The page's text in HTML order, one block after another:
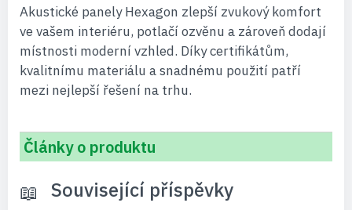
Akustické panely Hexagon zlepší zvukový komfort
ve vašem interiéru, potlačí ozvěnu a zároveň dodají
místnosti moderní vzhled. Díky certifikátům,
kvalitnímu materiálu a snadnému použití patří
mezi nejlepší řešení na trhu.
Články o produktu
Související příspěvky